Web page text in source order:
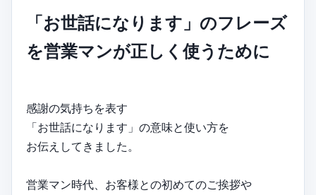
「お世話になります」のフレーズ
を営業マンが正しく使うために
感謝の気持ちを表す
「お世話になります」の意味と使い方を
お伝えしてきました。
営業マン時代、お客様との初めてのご挨拶や